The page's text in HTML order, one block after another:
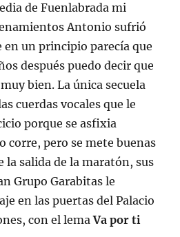
de Fuenlabrada mi
Antonio sufrió
un principio parecía que
después puedo decir que
bien. La única secuela
cuerdas vocales que le
porque se asfixia
corre, pero se mete buenas
la salida de la maratón, sus
Grupo Garabitas le
en las puertas del Palacio
con el lemaVa por ti